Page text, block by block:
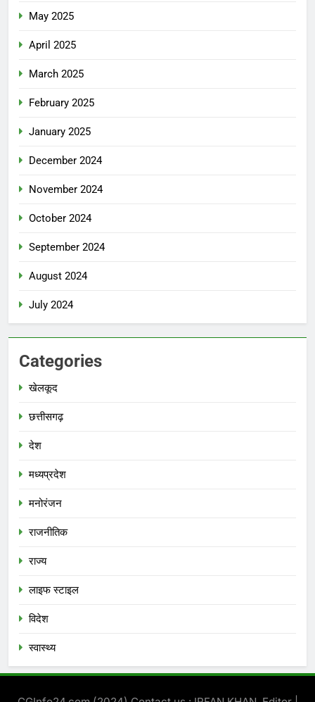
May 2025
April 2025
March 2025
February 2025
January 2025
December 2024
November 2024
October 2024
September 2024
August 2024
July 2024
Categories
खेलकूद
छत्तीसगढ़
देश
मध्‍यप्रदेश
मनोरंजन
राजनीतिक
राज्य
लाइफ स्टाइल
विदेश
स्‍वास्‍थ्‍य